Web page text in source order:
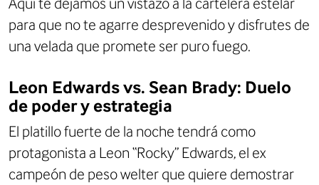
para que no te agarre desprevenido y disfrutes de
una velada que promete ser puro fuego.
Leon Edwards vs. Sean Brady: Duelo
de poder y estrategia
El platillo fuerte de la noche tendrá como
protagonista a Leon “Rocky” Edwards, el ex
campeón de peso welter que quiere demostrar